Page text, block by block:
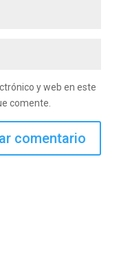
y web en este
comente.